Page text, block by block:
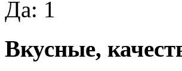
Да: 1
Вкусные,